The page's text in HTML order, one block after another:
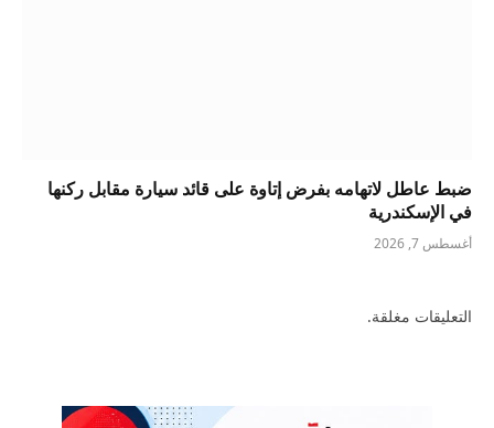
ضبط عاطل لاتهامه بفرض إتاوة على قائد سيارة مقابل ركنها
في الإسكندرية
أغسطس 7, 2026
التعليقات مغلقة.